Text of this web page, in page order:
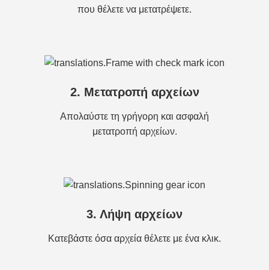
που θέλετε να μετατρέψετε.
2. Μετατροπή αρχείων
Απολαύστε τη γρήγορη και ασφαλή
μετατροπή αρχείων.
3. Λήψη αρχείων
Κατεβάστε όσα αρχεία θέλετε με ένα κλικ.